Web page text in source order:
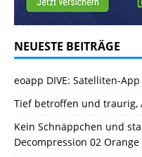
NEUESTE BEITRÄGE
eoapp DIVE: Satelliten-
Tief betroffen und traurig,
Kein Schnäppchen und
Decompression 02 Orange